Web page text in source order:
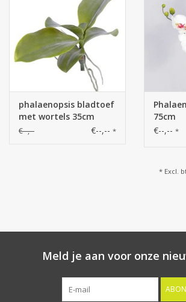
phalaenopsis bladtoef
met wortels 35cm
€--,-- €--,-- *
75cm
€--,-- *
* Excl.
Meld je aan voor onze